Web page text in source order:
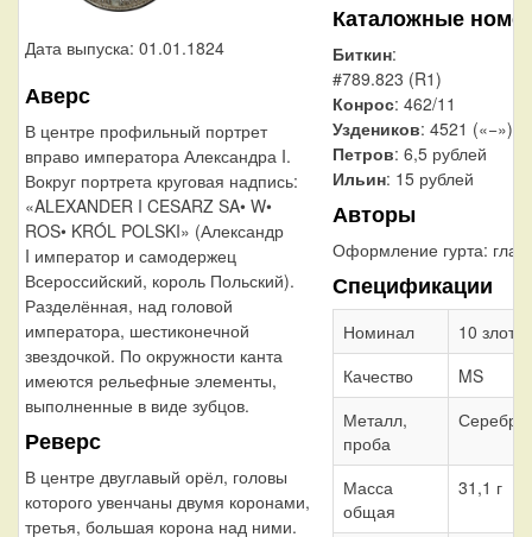
Дата выпуска: 01.01.1824
Аверс
В центре профильный портрет
вправо императора Александра I.
Вокруг портрета круговая надпись:
«ALEXANDER I CESARZ SA• W•
ROS• KRÓL POLSKI» (Александр
I император и самодержец
Всероссийский, король Польский).
Разделённая, над головой
императора, шестиконечной
звездочкой. По окружности канта
имеются рельефные элементы,
выполненные в виде зубцов.
Реверс
В центре двуглавый орёл, головы
которого увенчаны двумя коронами,
третья, большая корона над ними.
Каталожные
Биткин:
#789.823 (R1)
Конрос: 462/11
Уздеников: 4521 («−»)
Петров: 6,5 рублей
Ильин: 15 рублей
Авторы
Оформление гурта:
Спецификации
Номинал
10
Качество
MS
Металл,
проба
Серебро
Масса
общая
31,1 г